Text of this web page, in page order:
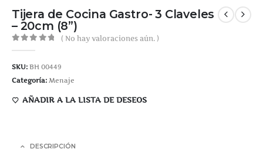
Tijera de Cocina Gastro- 3 Claveles
– 20cm (8”)
( No hay valoraciones aún. )
SKU: BH 00449
Categoría: Menaje
AÑADIR A LA LISTA DE DESEOS
DESCRIPCIÓN